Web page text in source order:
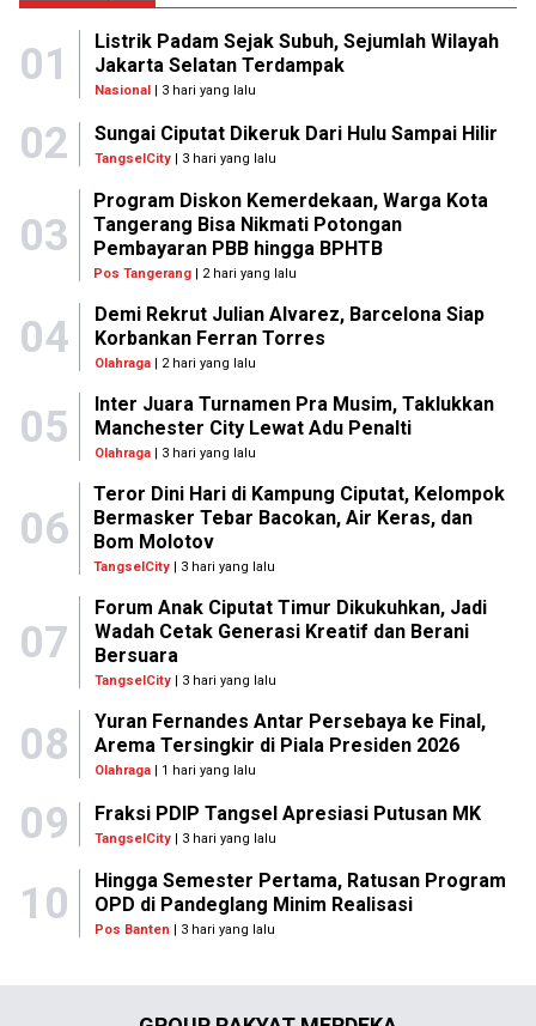
01
Listrik Padam Sejak Subuh, Sejumlah Wilayah
Jakarta Selatan Terdampak
Nasional| 3 hari yang lalu
02 Sungai Ciputat Dikeruk Dari Hulu Sampai Hilir
TangselCity | 3 hari yang lalu
03
Program Diskon Kemerdekaan, Warga Kota
Tangerang Bisa Nikmati Potongan
Pembayaran PBB hingga BPHTB
Pos Tangerang | 2 hari yang lalu
04
Demi Rekrut Julian Alvarez, Barcelona Siap
Korbankan Ferran Torres
Olahraga| 2 hari yang lalu
05
Inter Juara Turnamen Pra Musim, Taklukkan
Manchester City Lewat Adu Penalti
Olahraga| 3 hari yang lalu
06
Teror Dini Hari di Kampung Ciputat, Kelompok
Bermasker Tebar Bacokan, Air Keras, dan
Bom Molotov
TangselCity | 3 hari yang lalu
07
Forum Anak Ciputat Timur Dikukuhkan, Jadi
Wadah Cetak Generasi Kreatif dan Berani
Bersuara
TangselCity| 3 hari yang lalu
08
Yuran Fernandes Antar Persebaya ke Final,
Arema Tersingkir di Piala Presiden 2026
Olahraga| 1 hari yang lalu
09 Fraksi PDIP Tangsel Apresiasi Putusan MK
TangselCity | 3 hari yang lalu
10
Hingga Semester Pertama, Ratusan Program
OPD di Pandeglang Minim Realisasi
Pos Banten | 3 hari yang lalu